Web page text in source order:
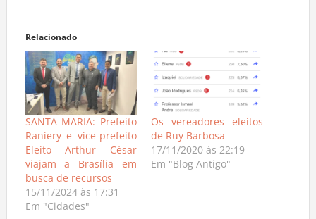
Relacionado
SANTA MARIA: Prefeito
Raniery e vice-prefeito
Eleito Arthur César
viajam a Brasília em
busca de recursos
15/11/2024 às 17:31
Em "Cidades"
Os vereadores eleitos
de Ruy Barbosa
17/11/2020 às 22:19
Em "Blog Antigo"